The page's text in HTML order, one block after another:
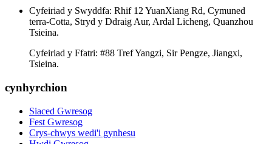
Cyfeiriad y Swyddfa: Rhif 12 YuanXiang Rd, Cymuned
terra-Cotta, Stryd y Ddraig Aur, Ardal Licheng, Quanzhou
Tsieina.
Cyfeiriad y Ffatri: #88 Tref Yangzi, Sir Pengze, Jiangxi,
Tsieina.
cynhyrchion
Siaced Gwresog
Fest Gwresog
Crys-chwys wedi'i gynhesu